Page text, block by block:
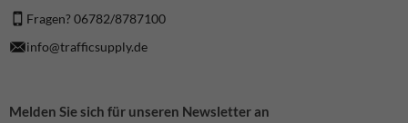
Fragen? 06782/8787100
info@trafficsupply.de
Melden Sie sich für unseren Newsletter an